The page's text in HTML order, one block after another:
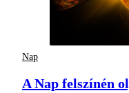
Nap
A Nap felszínén